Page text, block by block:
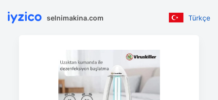
selnimakina.com Türkçe